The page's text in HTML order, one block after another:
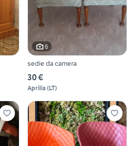
6
sedie da camera
30 €
Aprilia (LT)